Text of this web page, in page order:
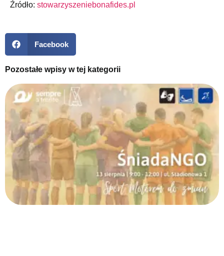
Źródło: stowarzyszeniebonafides.pl
Facebook
Pozostałe wpisy w tej kategorii